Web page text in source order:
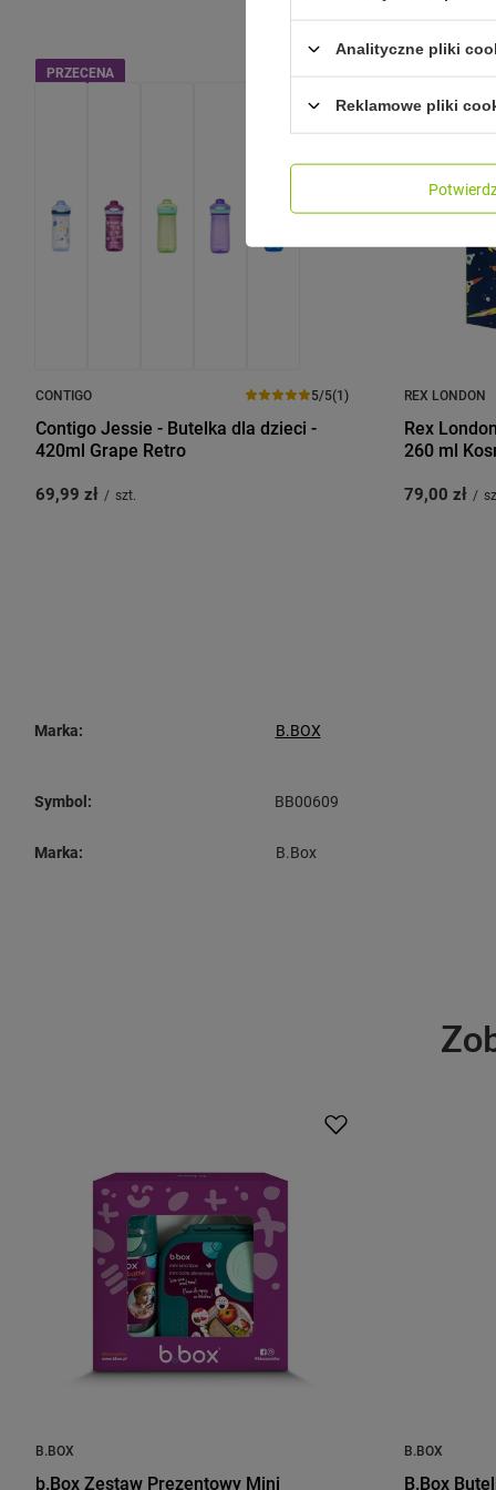
PRZECENA
CONTIGO 5/5(1)
Contigo Jessie - Butelka dla dzieci -
420ml Grape Retro
69,99 zł / szt.
REX LONDON
Rex
260 ml
79,00 zł /
Marka: B.BOX
Symbol: BB00609
Marka: B.Box
B.BOX
b.Box Zestaw Prezentowy Mini
B.BOX
B.Box
Analityczne pliki
Reklamowe pliki